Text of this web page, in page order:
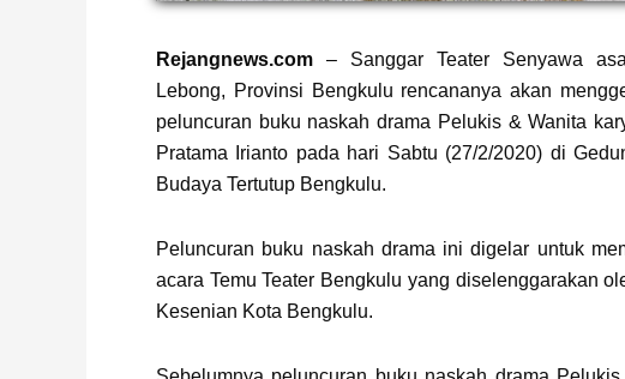
Rejangnews.com – Sanggar Teater Senyawa
Lebong, Provinsi Bengkulu rencananya akan
peluncuran buku naskah drama Pelukis & Wanita
Pratama Irianto pada hari Sabtu (27/2/2020) di
Budaya Tertutup Bengkulu.
Peluncuran buku naskah drama ini digelar untuk
acara Temu Teater Bengkulu yang diselenggarakan
Kesenian Kota Bengkulu.